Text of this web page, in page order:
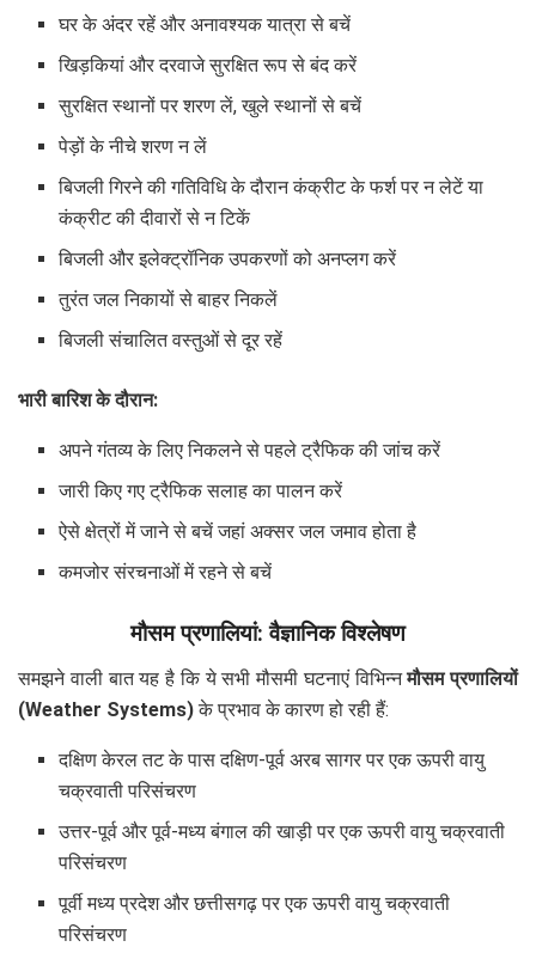
घर के अंदर रहें और अनावश्यक यात्रा से बचें
खिड़कियां और दरवाजे सुरक्षित रूप से बंद करें
सुरक्षित स्थानों पर शरण लें, खुले स्थानों से बचें
पेड़ों के नीचे शरण न लें
बिजली गिरने की गतिविधि के दौरान कंक्रीट के फर्श पर न लेटें या
कंक्रीट की दीवारों से न टिकें
बिजली और इलेक्ट्रॉनिक उपकरणों को अनप्लग करें
तुरंत जल निकायों से बाहर निकलें
बिजली संचालित वस्तुओं से दूर रहें
भारी बारिश के दौरान:
अपने गंतव्य के लिए निकलने से पहले ट्रैफिक की जांच करें
जारी किए गए ट्रैफिक सलाह का पालन करें
ऐसे क्षेत्रों में जाने से बचें जहां अक्सर जल जमाव होता है
कमजोर संरचनाओं में रहने से बचें
मौसम प्रणालियां: वैज्ञानिक विश्लेषण
समझने वाली बात यह है कि ये सभी मौसमी घटनाएं विभिन्नमौसम प्रणालियों
(Weather Systems)के प्रभाव के कारण हो रही हैं:
दक्षिण केरल तट के पास दक्षिण-पूर्व अरब सागर पर एक ऊपरी वायु
चक्रवाती परिसंचरण
उत्तर-पूर्व और पूर्व-मध्य बंगाल की खाड़ी पर एक ऊपरी वायु चक्रवाती
परिसंचरण
पूर्वी मध्य प्रदेश और छत्तीसगढ़ पर एक ऊपरी वायु चक्रवाती
परिसंचरण